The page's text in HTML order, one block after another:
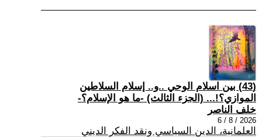
(43) بين اسلام الوحي ..و.. إسلام السلاطين
الموازي؟!... (الجزء الثالث) -ما هو الإسلام؟-
خلف الناصر
2026 / 8 / 6
العلمانية، الدين السياسي ونقد الفكر الديني